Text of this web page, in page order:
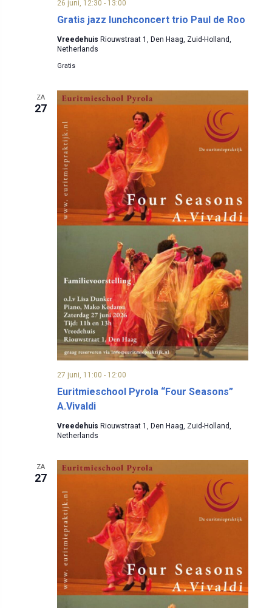
Gratis jazz lunchconcert trio Paul de Roo
26 juni, 12:30 - 13:00
Vreedehuis Riouwstraat 1, Den Haag, Zuid-Holland,
Netherlands
Gratis
ZA
27
Euritmieschool Pyrola “Four Seasons”
A.Vivaldi
27 juni, 11:00 - 12:00
Vreedehuis Riouwstraat 1, Den Haag, Zuid-Holland,
Netherlands
ZA
27